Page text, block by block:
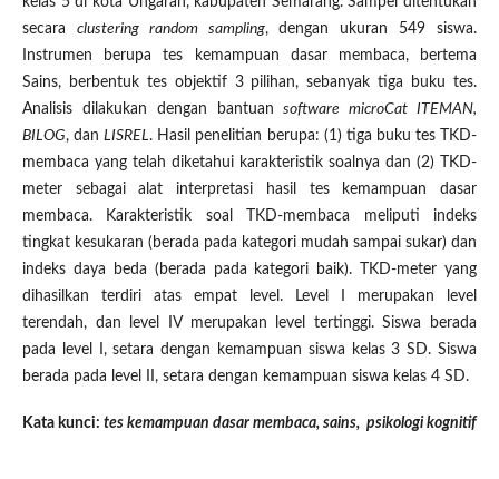
secara clustering random sampling, dengan ukuran 549 siswa.
Instrumen berupa tes kemampuan dasar membaca, bertema
Sains, berbentuk tes objektif 3 pilihan, sebanyak tiga buku tes.
Analisis dilakukan dengan bantuansoftware microCat ITEMAN,
BILOG, danLISREL. Hasil penelitian berupa: (1) tiga buku tes TKD-
membaca yang telah diketahui karakteristik soalnya dan (2) TKD-
meter sebagai alat interpretasi hasil tes kemampuan dasar
membaca. Karakteristik soal TKD-membaca meliputi indeks
tingkat kesukaran (berada pada kategori mudah sampai sukar) dan
indeks daya beda (berada pada kategori baik). TKD-meter yang
dihasilkan terdiri atas empat level. Level I merupakan level
terendah, dan level IV merupakan level tertinggi. Siswa berada
pada level I, setara dengan kemampuan siswa kelas 3 SD. Siswa
berada pada level II, setara dengan kemampuan siswa kelas 4 SD.
Kata kunci: tes kemampuan dasar membaca, sains, psikologi kognitif